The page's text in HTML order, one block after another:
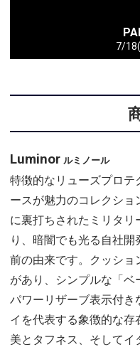
7/
Luminor ルミノール
特徴的なリューズプロテ
ースが魅力のコレクショ
に裏打ちされたミリタリ
り、暗闇でも光る自社
前の由来です。クッシ
があり、シンプルな「ベ
パワーリザーブ表示付き
イを代表する象徴的な
美とタフネス、そして